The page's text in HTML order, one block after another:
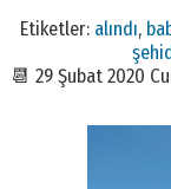
Etiketler: alındı,
📆 29 Şubat 2020